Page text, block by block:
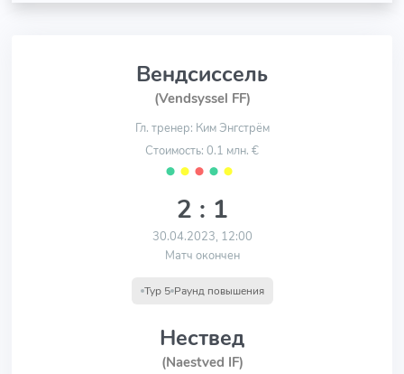
Вендсиссель
(Vendsyssel FF)
Гл. тренер: Ким Энгстрём
Стоимость: 0.1 млн. €
⬤ ⬤ ⬤ ⬤ ⬤
2 : 1
30.04.2023, 12:00
Матч окончен
Тур 5 Раунд повышения
Нествед
(Naestved IF)